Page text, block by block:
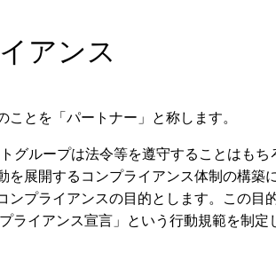
アンス
とを「パートナー」と称します。
グループは法令等を遵守することはも
を展開するコンプライアンス体制の構築
ンプライアンスの目的とします。この目
ライアンス宣言」という行動規範を制